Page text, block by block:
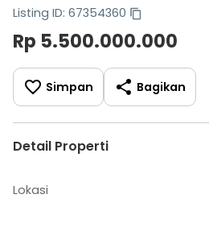
Listing ID: 67354360
Rp 5.500.000.000
Simpan Bagikan
Detail Properti
Lokasi